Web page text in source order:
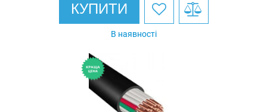
КУПИТИ
В наявності